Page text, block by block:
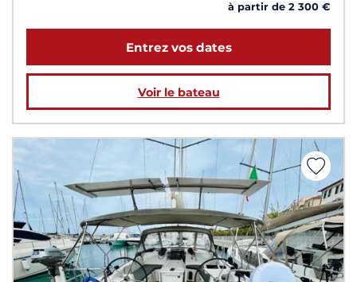
à partir de 2 300 €
Entrez vos dates
Voir le bateau